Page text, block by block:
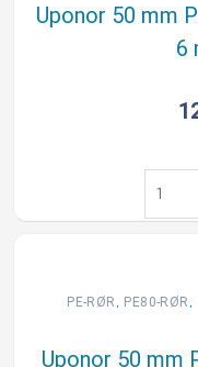
m/alu-
kappe,
Uponor 50 mm
6
Uponor
50
mm
SDR17
PE-RØR , PE80-RØR ,
Uponor 50 mm